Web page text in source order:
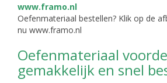
Oefenmateriaal bestellen? Klik op de
nu www.framo.nl
Oefenmateriaal
gemakkelijk en snel